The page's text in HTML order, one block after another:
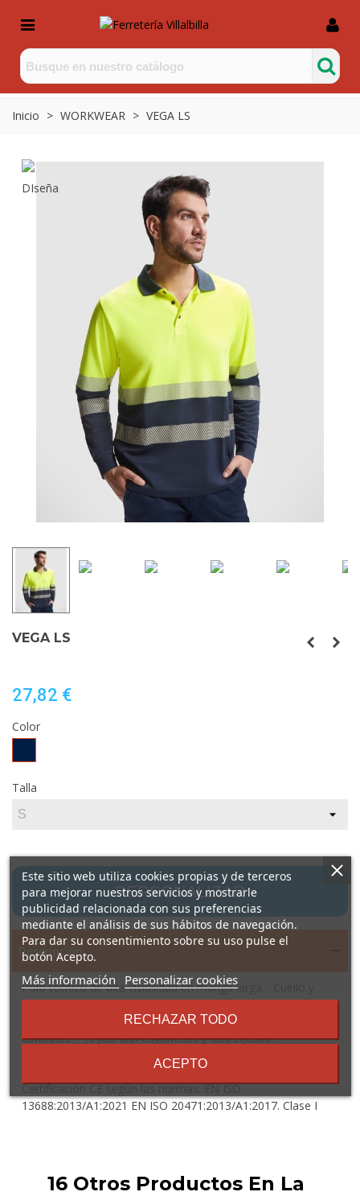
Inicio > WORKWEAR > VEGA LS
VEGA LS
27,82 €
Color
FLUOR
Talla
PERSONALIZAR
Descripción
Polo técnico de alta visibilidad en manga larga. · Cuello y
puño en punto canalé 1x1. · Dos cintas reflectantes
segmentadas en torso y manga. · Tapeta con 3 botones a
contraste. · Tejido anti enganches y fácil secado.
Observaciones: · Etiqueta removible. · Bolsillo opcional.
Certificación CE según las normas: EN ISO
13688:2013/A1:2021 EN ISO 20471:2013/A1:2017. Clase I
16 Otros Productos En La
Este sitio web utiliza cookies propias y de terceros
para mejorar nuestros servicios y mostrarle
publicidad relacionada con sus preferencias
mediante el análisis de sus hábitos de navegación.
Para dar su consentimiento sobre su uso pulse el
botón Acepto.
Más información
sobre
términos
condiciones
Personalizar cookies
RECHAZAR TODO
ACEPTO